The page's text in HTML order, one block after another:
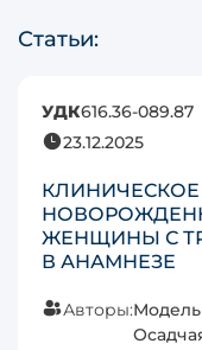
Статьи:
УДК616.36-089.87
23.12.2025
ЖЕНЩИНЫ С
В АНАМНЕЗЕ
Авторы: